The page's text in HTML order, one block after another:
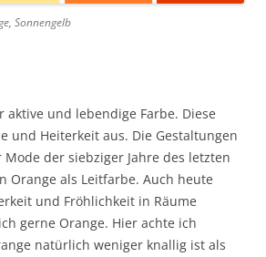
Sonnengelb
aktive und lebendige Farbe. Diese
und Heiterkeit aus. Die Gestaltungen
der siebziger Jahre des letzten
Orange als Leitfarbe. Auch heute
und Fröhlichkeit in Räume
gerne Orange. Hier achte ich
natürlich weniger knallig ist als